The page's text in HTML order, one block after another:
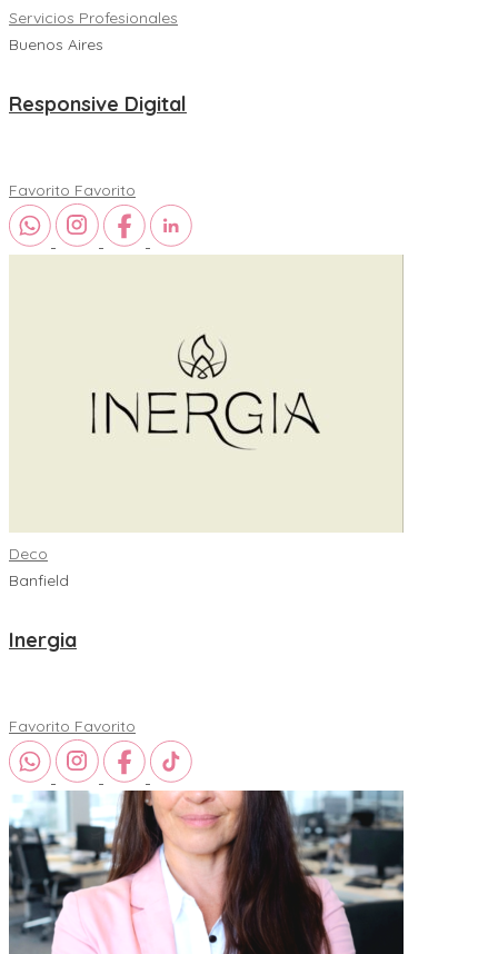
Servicios Profesionales
Buenos Aires
Responsive Digital
Favorito Favorito
Deco
Banfield
Inergia
Favorito Favorito